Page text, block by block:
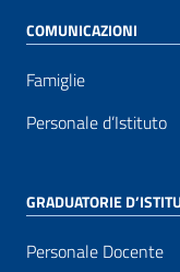
COMUNICAZIONI
Famiglie
Personale d’Istituto
GRADUATORIE
Personale Docente